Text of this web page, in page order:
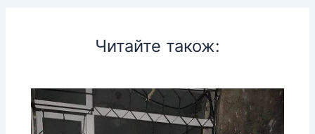
Читайте також: